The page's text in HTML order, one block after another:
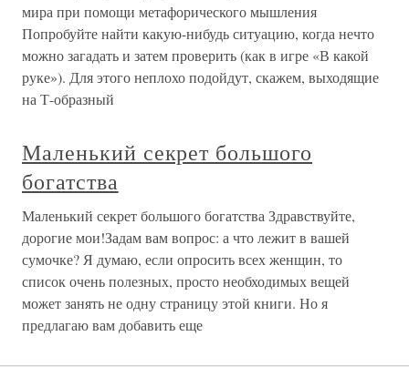
мира при помощи метафорического мышления
Попробуйте найти какую-нибудь ситуацию, когда нечто
можно загадать и затем проверить (как в игре «В какой
руке»). Для этого неплохо подойдут, скажем, выходящие
на Т-образный
Маленький секрет большого
богатства
Маленький секрет большого богатства Здравствуйте,
дорогие мои!Задам вам вопрос: а что лежит в вашей
сумочке? Я думаю, если опросить всех женщин, то
список очень полезных, просто необходимых вещей
может занять не одну страницу этой книги. Но я
предлагаю вам добавить еще